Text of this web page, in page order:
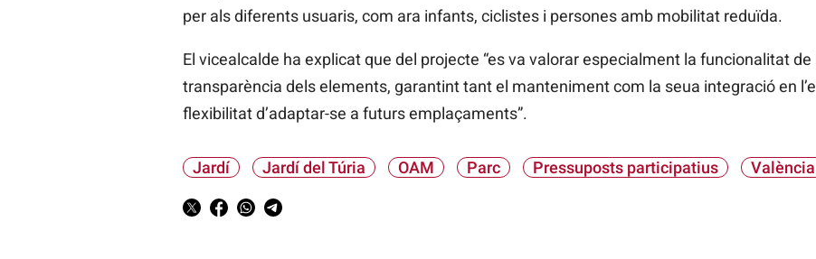
per als diferents usuaris, com ara infants, ciclistes i persones amb mobilitat reduïda.
El vicealcalde ha explicat que del projecte “es va valorar especialment la funcionalitat de
transparència dels elements, garantint tant el manteniment com la seua integració en
flexibilitat d’adaptar-se a futurs emplaçaments”.
Jardí Jardí del Túria OAM Parc Pressuposts participatius València